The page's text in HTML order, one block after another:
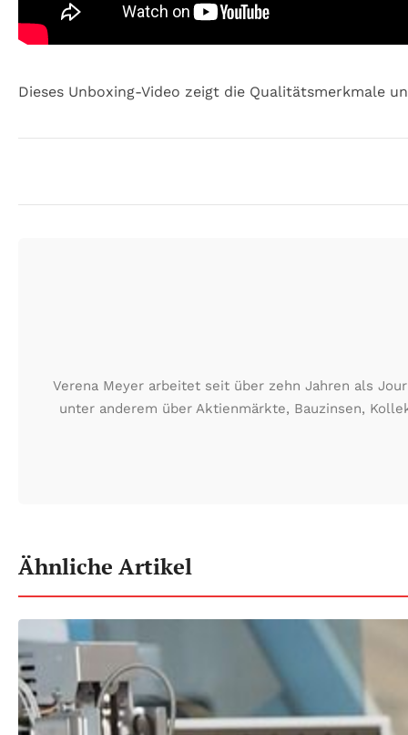
Dieses Unboxing-Video zeigt die Qualitätsmerkmale
Verena Meyer arbeitet seit über zehn Jahren als
unter anderem über Aktienmärkte, Bauzinsen,
Ähnliche Artikel